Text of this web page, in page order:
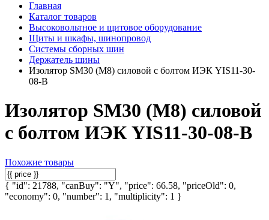
Главная
Каталог товаров
Высоковольтное и щитовое оборудование
Щиты и шкафы, шинопровод
Системы сборных шин
Держатель шины
Изолятор SM30 (М8) силовой с болтом ИЭК YIS11-30-
08-B
Изолятор SM30 (М8) силовой
с болтом ИЭК YIS11-30-08-B
Похожие товары
{ "id": 21788, "canBuy": "Y", "price": 66.58, "priceOld": 0,
"economy": 0, "number": 1, "multiplicity": 1 }